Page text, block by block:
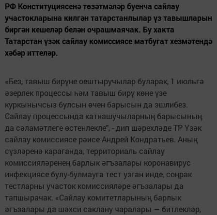
РФ Конституциясенә төзәтмәләр буенча сайлау
участокларына килгән татарстанлылар үз тавышларын
биргән кешеләр белән очрашмаячак. Бу хакта
Татарстан үзәк сайлау комиссиясе матбугат хезмәтендә
хәбәр иттеләр.
«Без, тавыш бирүне оештыручылар буларак, 1 июльгә
әзерлек процессы һәм тавыш бирү көне үзе
куркынычсыз булсын өчен барысын да эшлибез.
Сайлау процессында катнашучыларның барысының
да сәламәтлеге өстенлекле", - дип шәрехләде ТР Үзәк
сайлау комиссиясе рәисе Андрей Кондратьев. Аның
сүзләренә караганда, территориаль сайлау
комиссияләренең барлык әгъзалары коронавирус
инфекциясе булу-булмауга тест узган инде, соңрак
тестларны участок комиссияләре әгъзалары да
тапшырачак. «Сайлау комитетларының барлык
әгъзалары да шәхси саклану чаралары — битлекләр,